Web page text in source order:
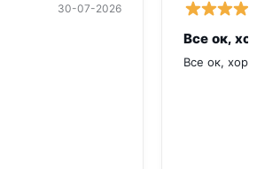
30-07-2026
Все ок,
Все ок,